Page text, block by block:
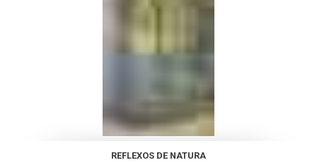
REFLEXOS DE NATURA